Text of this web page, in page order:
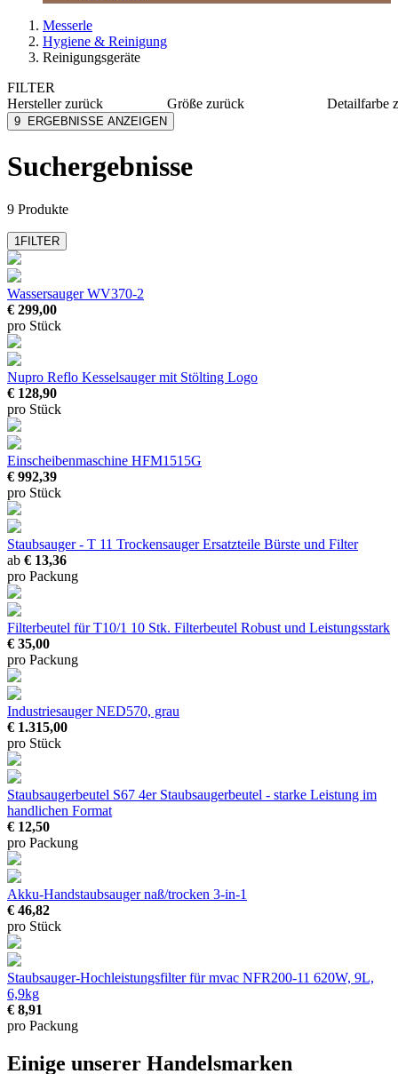
Messerle
Hygiene & Reinigung
Reinigungsgeräte
FILTER
Herstellerzurück
Kärcher
Numatic
Severin
mehr anzeigen
Größe zurück
mehr anzeigen
Detailfarbe
9 ERGEBNISSE ANZEIGEN
Suchergebnisse
9 Produkte
1FILTER
Wassersauger WV370-2
€ 299,00
pro Stück
Nupro Reflo Kesselsaugermit Stölting Logo
€ 128,90
pro Stück
Einscheibenmaschine HFM1515G
€ 992,39
pro Stück
Staubsauger - T 11 Trockensauger Ersatzteile Bürste und Filter
ab € 13,36
pro Packung
Filterbeutel für T10/1 10 Stk. Filterbeutel Robust und Leistungsstark
€ 35,00
pro Packung
Industriesauger NED570, grau
€ 1.315,00
pro Stück
Staubsaugerbeutel S67 4er Staubsaugerbeutel - starke Leistung im
handlichen Format
€ 12,50
pro Packung
Akku-Handstaubsauger naß/trocken 3-in-1
€ 46,82
pro Stück
Staubsauger-Hochleistungsfilter für mvac NFR200-11 620W, 9L,
6,9kg
€ 8,91
pro Packung
Einige unserer Handelsmarken